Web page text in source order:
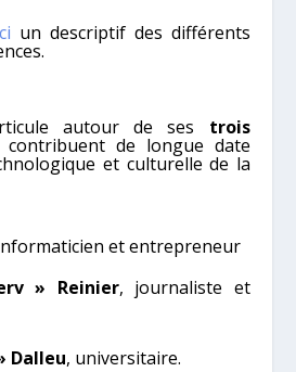
un descriptif des différents
autour de ses trois
de longue date
et culturelle de la
et entrepreneur
» Reinier, journaliste et
Dalleu, universitaire.